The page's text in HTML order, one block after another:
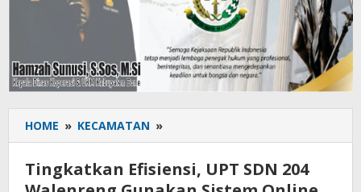
HOME » KECAMATAN »
Efisiensi,
SDN
Tingkatkan Efisiensi, UPT SDN 204